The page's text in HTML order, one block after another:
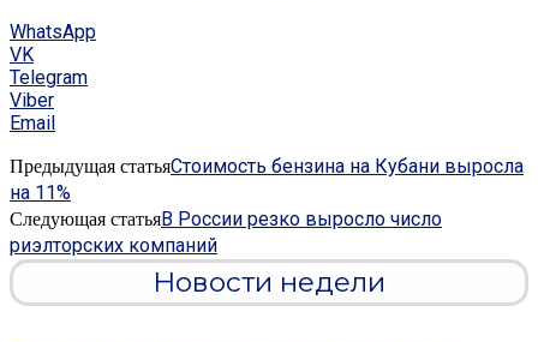
WhatsApp
VK
Telegram
Viber
Email
Предыдущая статьяСтоимость бензина на Кубани выросла
на 11%
Следующая статьяВ России резко выросло число
риэлторских компаний
Новости недели